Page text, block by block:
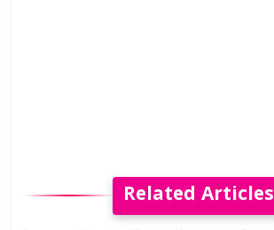
Related Articles